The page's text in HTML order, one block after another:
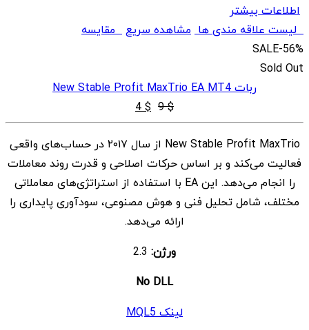
اطلاعات بیشتر
لیست علاقه مندی ها مشاهده سریعمقایسه
SALE-56%
Sold Out
ربات New Stable Profit MaxTrio EA MT4
$
9
قیمت
اصلی
$ 9
بود.
$
4 قیمت
فعلی
$ 4
است.
New Stable Profit MaxTrio از سال ۲۰۱۷ در حساب‌های واقعی
فعالیت می‌کند و بر اساس حرکات اصلاحی و قدرت روند معاملات
را انجام می‌دهد. این EA با استفاده از استراتژی‌های معاملاتی
مختلف، شامل تحلیل فنی و هوش مصنوعی، سودآوری پایداری را
ارائه می‌دهد.
ورژن:
No DLL
لینک MQL5